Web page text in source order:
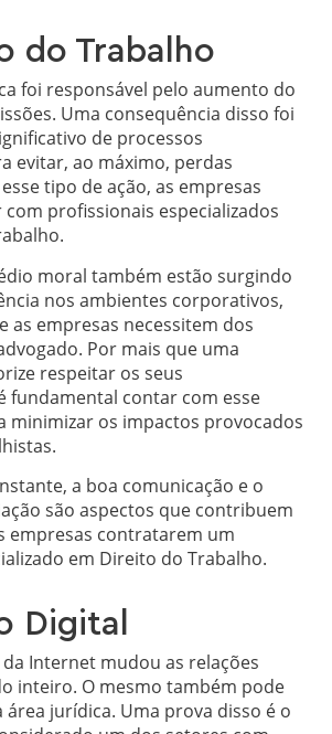
do Trabalho
foi responsável pelo aumento do
Uma consequência disso foi
de processos
evitar, ao máximo, perdas
tipo de ação, as empresas
profissionais especializados
moral também estão surgindo
nos ambientes corporativos,
as empresas necessitem dos
Por mais que uma
respeitar os seus
fundamental contar com esse
minimizar os impactos provocados
a boa comunicação e o
são aspectos que contribuem
empresas contratarem um
em Direito do Trabalho.
Digital
Internet mudou as relações
inteiro. O mesmo também pode
área jurídica. Uma prova disso é o